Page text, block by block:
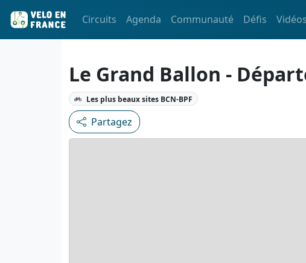
Circuits Agenda Communauté Défis Vidéos
Le Grand Ballon -
Les plus beaux sites BCN-BPF
Partagez